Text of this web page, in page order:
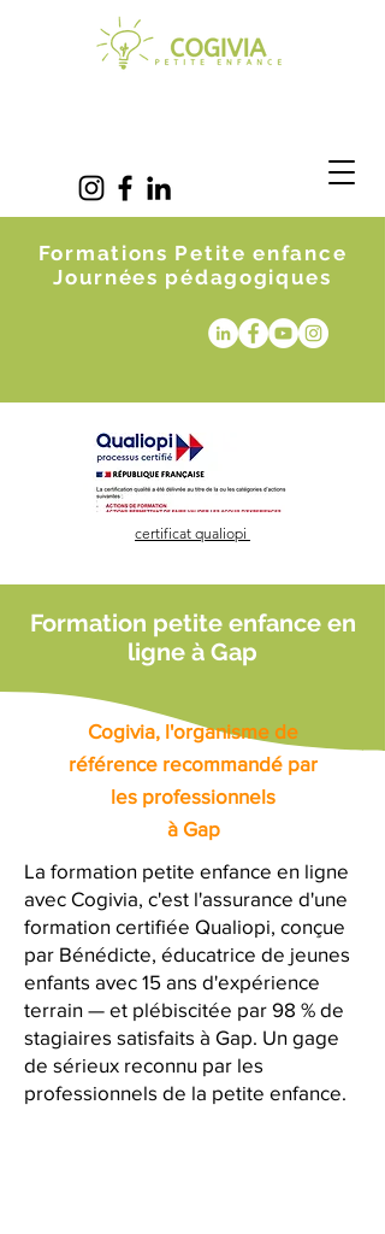
Formations Petite enfance
Journées pédagogiques
certificat qualiopi
Formation petite enfance en
ligne à Gap
Cogivia, l'organisme de
référence recommandé par
les professionnels
à Gap
La formation petite enfance en ligne
avec Cogivia, c'est l'assurance d'une
formation certifiée Qualiopi, conçue
par Bénédicte, éducatrice de jeunes
enfants avec 15 ans d'expérience
terrain — et plébiscitée par 98 % de
stagiaires satisfaits à Gap. Un gage
de sérieux reconnu par les
professionnels de la petite enfance.